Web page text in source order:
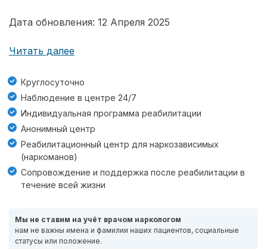
Дата обновления: 12 Апреля 2025
Читать далее
Круглосуточно
Наблюдение в центре 24/7
Индивидуальная программа реабилитации
Анонимный центр
Реабилитационный центр для наркозависимых
(наркоманов)
Сопровождение и поддержка после реабилитации в
течение всей жизни
Мы не ставим на учёт врачом наркологом
нам не важны имена и фамилии наших пациентов, социальные
статусы или положение.